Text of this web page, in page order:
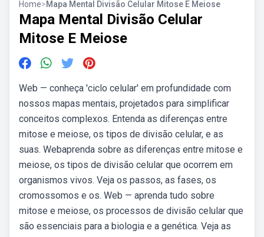
Home>Mapa Mental Divisão Celular Mitose E Meiose
Mapa Mental Divisão Celular
Mitose E Meiose
Web — conheça 'ciclo celular' em profundidade com
nossos mapas mentais, projetados para simplificar
conceitos complexos. Entenda as diferenças entre
mitose e meiose, os tipos de divisão celular, e as
suas. Webaprenda sobre as diferenças entre mitose e
meiose, os tipos de divisão celular que ocorrem em
organismos vivos. Veja os passos, as fases, os
cromossomos e os. Web — aprenda tudo sobre
mitose e meiose, os processos de divisão celular que
são essenciais para a biologia e a genética. Veja as